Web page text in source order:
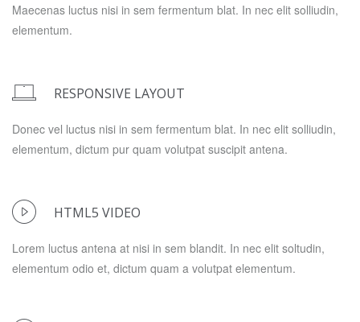
Maecenas luctus nisi in sem fermentum blat. In nec elit solliudin,
elementum.
RESPONSIVE LAYOUT
Donec vel luctus nisi in sem fermentum blat. In nec elit solliudin,
elementum, dictum pur quam volutpat suscipit antena.
HTML5 VIDEO
Lorem luctus antena at nisi in sem blandit. In nec elit soltudin,
elementum odio et, dictum quam a volutpat elementum.